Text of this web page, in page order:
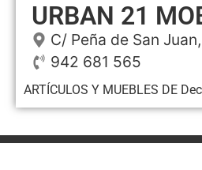
URBAN 21
C/ Peña de San
942 681 565
ARTÍCULOS Y MUEBLES DE